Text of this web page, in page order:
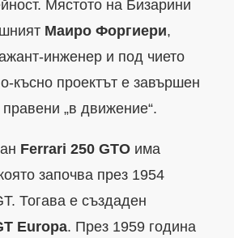
Мястото на Бизарини
Маиро Форгиери,
инженер и под чието
късно проектът е завършен
„в движение“.
Ferrari 250 GTO има
започва през 1954
Тогава е създаден
Europa. През 1959 година